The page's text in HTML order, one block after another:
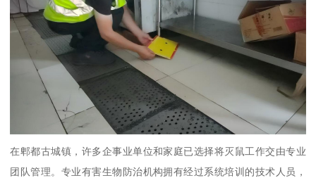
在郫都古城镇，许多企事业单位和家庭已选择将灭鼠工作交由专业
团队管理。专业有害生物防治机构拥有经过系统培训的技术人员，